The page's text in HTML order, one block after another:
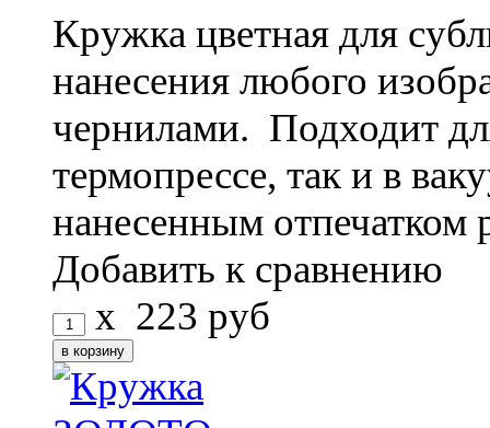
Кружка цветная для
нанесения любого
чернилами. Подходит
термопрессе, так и в
нанесенным
Добавить к сравнению
x 223 руб